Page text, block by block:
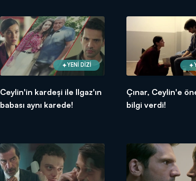
YENİ DİZİ
Ceylin'in kardeşi ile Ilgaz'ın
babası aynı karede!
Çınar, Ceylin'e
bilgi verdi!